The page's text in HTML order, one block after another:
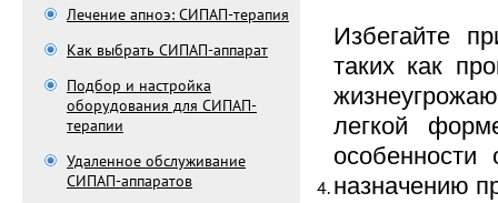
Избегайте
таких как
легкой
назначению
Лечение апноэ: СИПАП-терапия
Как выбрать СИПАП-аппарат
Подбор и настройка
оборудования для СИПАП-
терапии
Удаленное обслуживание
СИПАП-аппаратов